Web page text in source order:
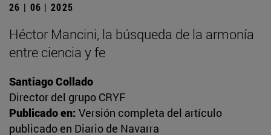
26 | 06 | 2025
Héctor Mancini, la búsqueda de la armonía
entre ciencia y fe
Santiago Collado
Director del grupo CRYF
Publicado en: Versión completa del artículo
publicado en Diario de Navarra